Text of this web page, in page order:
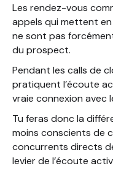
Les rendez-vous
appels qui mettent
ne sont pas
du prospect.
Pendant les calls de
pratiquent l’écoute
vraie connexion avec
Tu feras donc la
moins conscients de
concurrents directs
levier de l’écoute